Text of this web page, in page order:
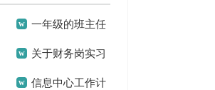
一年级的班主任
家长会发言稿
关于财务岗实习
报告范文合集八篇
信息中心工作计